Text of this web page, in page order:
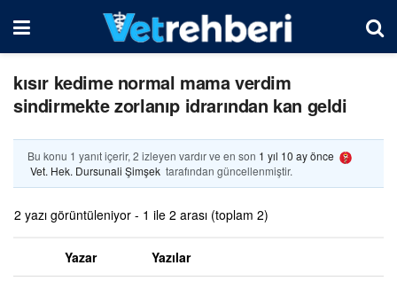
kısır kedime normal mama verdim
sindirmekte zorlanıp idrarından kan geldi
Bu konu 1 yanıt içerir, 2 izleyen vardır ve en son 1 yıl 10 ay önce
Vet. Hek. Dursunali Şimşek tarafından güncellenmiştir.
2 yazı görüntüleniyor - 1 ile 2 arası (toplam 2)
Yazar
Yazılar